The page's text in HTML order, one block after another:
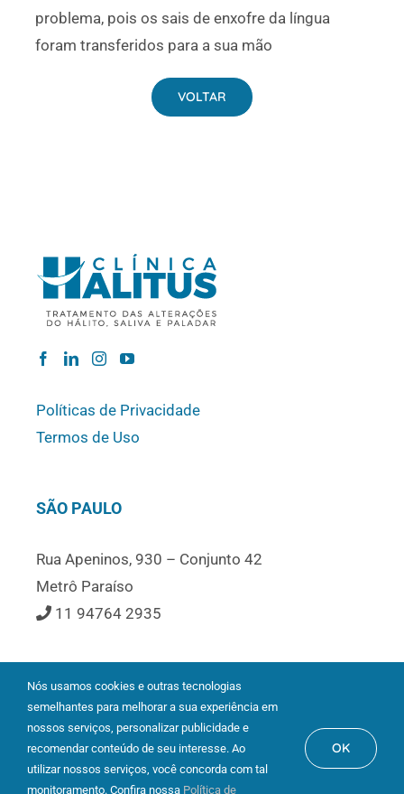
problema, pois os sais de enxofre da língua
foram transferidos para a sua mão
VOLTAR
Políticas de Privacidade
Termos de Uso
SÃO PAULO
Rua Apeninos, 930 – Conjunto 42
Metrô Paraíso
11 94764 2935
© Copyright 2021 | Todos os Direitos Reservados | Website
Nós usamos cookies e outras tecnologias
semelhantes para melhorar a sua experiência em
nossos serviços, personalizar publicidade e
recomendar conteúdo de seu interesse. Ao
utilizar nossos serviços, você concorda com tal
monitoramento. Confira nossa Política de
OK